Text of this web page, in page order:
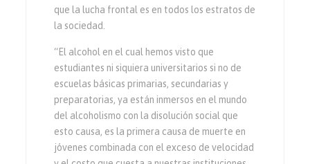
que la lucha frontal es en todos los estratos de
la sociedad.
“El alcohol en el cual hemos visto que
estudiantes ni siquiera universitarios si no de
escuelas básicas primarias, secundarias y
preparatorias, ya están inmersos en el mundo
del alcoholismo con la disolución social que
esto causa, es la primera causa de muerte en
jóvenes combinada con el exceso de velocidad